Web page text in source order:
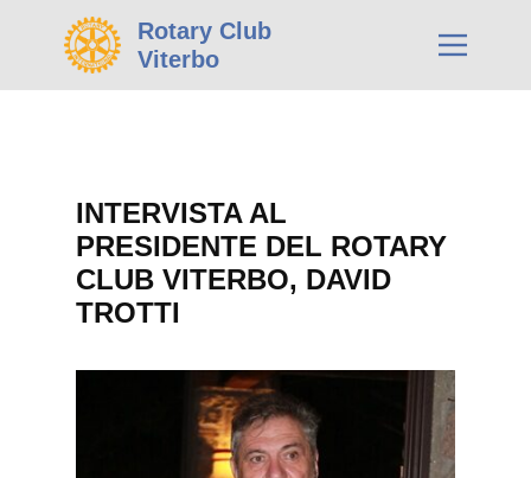
Rotary Club
Viterbo
INTERVISTA AL
PRESIDENTE DEL ROTARY
CLUB VITERBO, DAVID
TROTTI